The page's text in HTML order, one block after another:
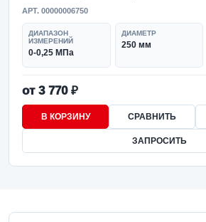
АРТ. 00000006750
ДИАПАЗОН
ИЗМЕРЕНИЙ
0-0,25 МПа
ДИАМЕТР
250 мм
от 3 770 ₽
В КОРЗИНУ СРАВНИТЬ
ЗАПРОСИТЬ